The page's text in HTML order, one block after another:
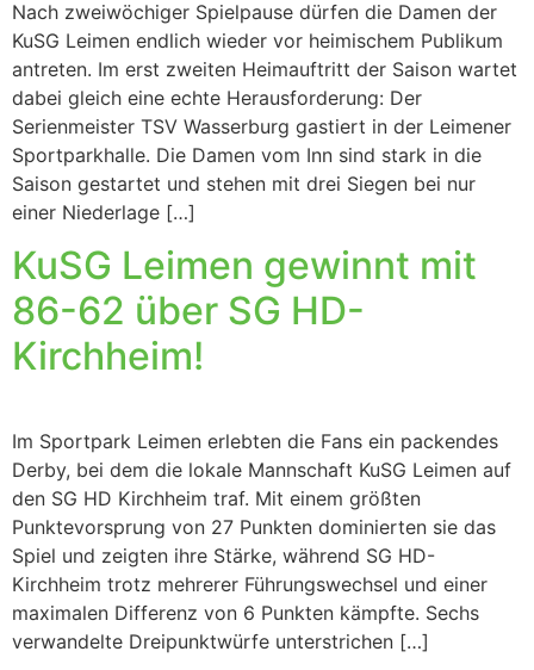
Nach zweiwöchiger Spielpause dürfen die Damen der
KuSG Leimen endlich wieder vor heimischem Publikum
antreten. Im erst zweiten Heimauftritt der Saison wartet
dabei gleich eine echte Herausforderung: Der
Serienmeister TSV Wasserburg gastiert in der Leimener
Sportparkhalle. Die Damen vom Inn sind stark in die
Saison gestartet und stehen mit drei Siegen bei nur
einer Niederlage […]
KuSG Leimen gewinnt mit
86-62 über SG HD-
Kirchheim!
Im Sportpark Leimen erlebten die Fans ein packendes
Derby, bei dem die lokale Mannschaft KuSG Leimen auf
den SG HD Kirchheim traf. Mit einem größten
Punktevorsprung von 27 Punkten dominierten sie das
Spiel und zeigten ihre Stärke, während SG HD-
Kirchheim trotz mehrerer Führungswechsel und einer
maximalen Differenz von 6 Punkten kämpfte. Sechs
verwandelte Dreipunktwürfe unterstrichen […]